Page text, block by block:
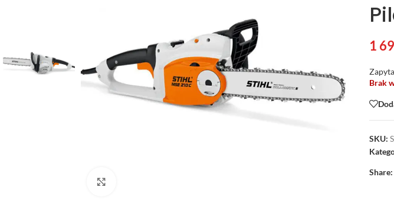
1
Brak
SKU:
Share: